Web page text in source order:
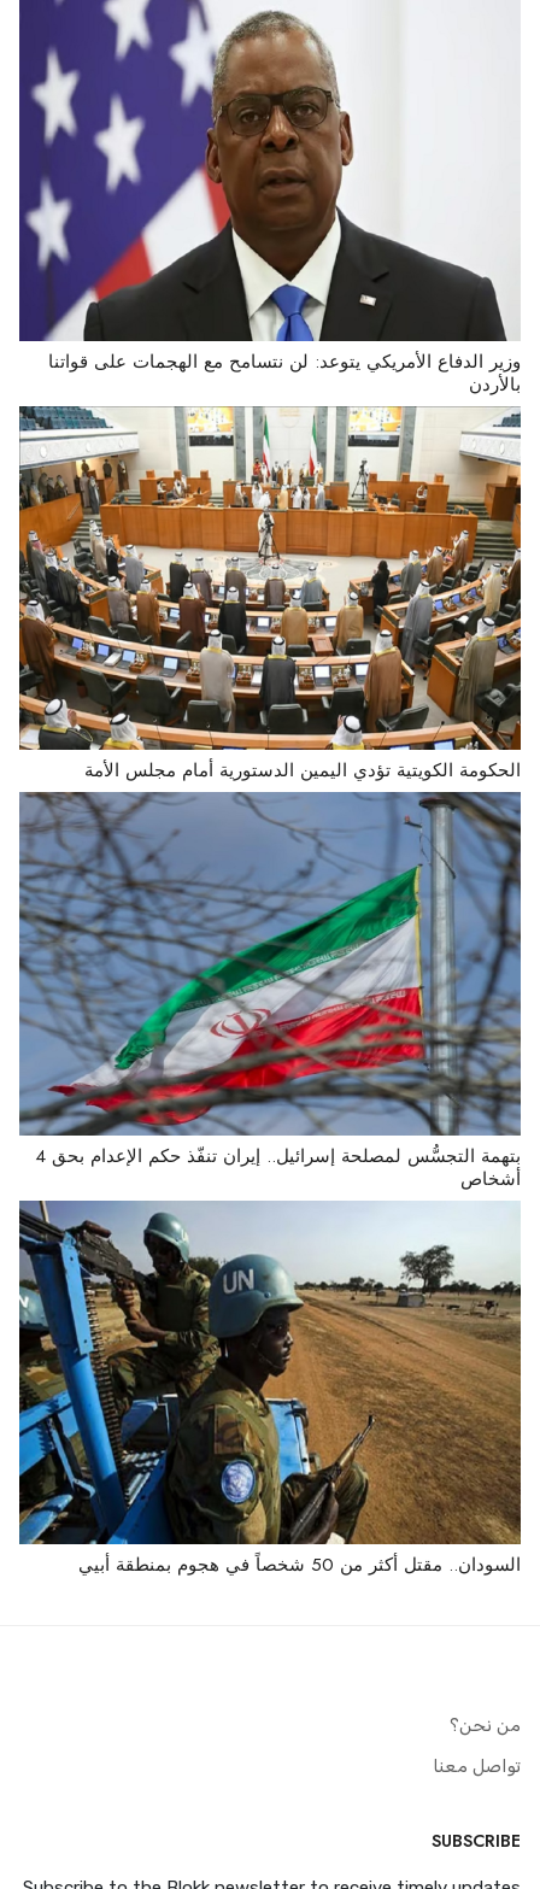
وزير الدفاع الأمريكي يتوعد: لن نتسامح مع الهجمات على قواتنا
بالأردن
الحكومة الكويتية تؤدي اليمين الدستورية أمام مجلس الأمة
بتهمة التجسُّس لمصلحة إسرائيل.. إيران تنفّذ حكم الإعدام بحق 4
أشخاص
السودان.. مقتل أكثر من 50 شخصاً في هجوم بمنطقة أبيي
من نحن؟
تواصل معنا
SUBSCRIBE